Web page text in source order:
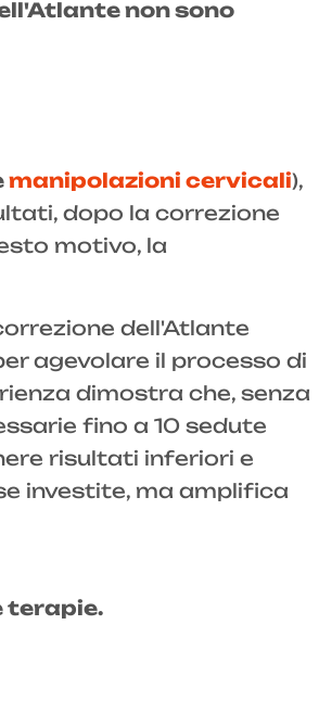
non sono
manipolazioni cervicali),
dopo la correzione
motivo, la
dell'Atlante
agevolare il processo di
dimostra che, senza
fino a 10 sedute
risultati inferiori e
investite, ma amplifica
terapie.